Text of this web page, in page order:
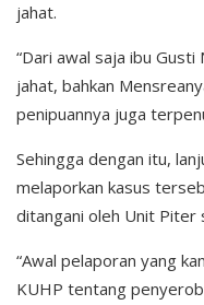
jahat.
“Dari awal saja ibu
jahat, bahkan
penipuannya juga
Sehingga dengan itu,
melaporkan kasus
ditangani oleh Unit Piter
“Awal pelaporan yang
KUHP tentang